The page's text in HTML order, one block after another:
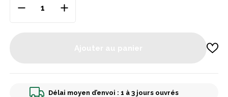
Délai moyen d’envoi : 1 à 3 jours ouvrés